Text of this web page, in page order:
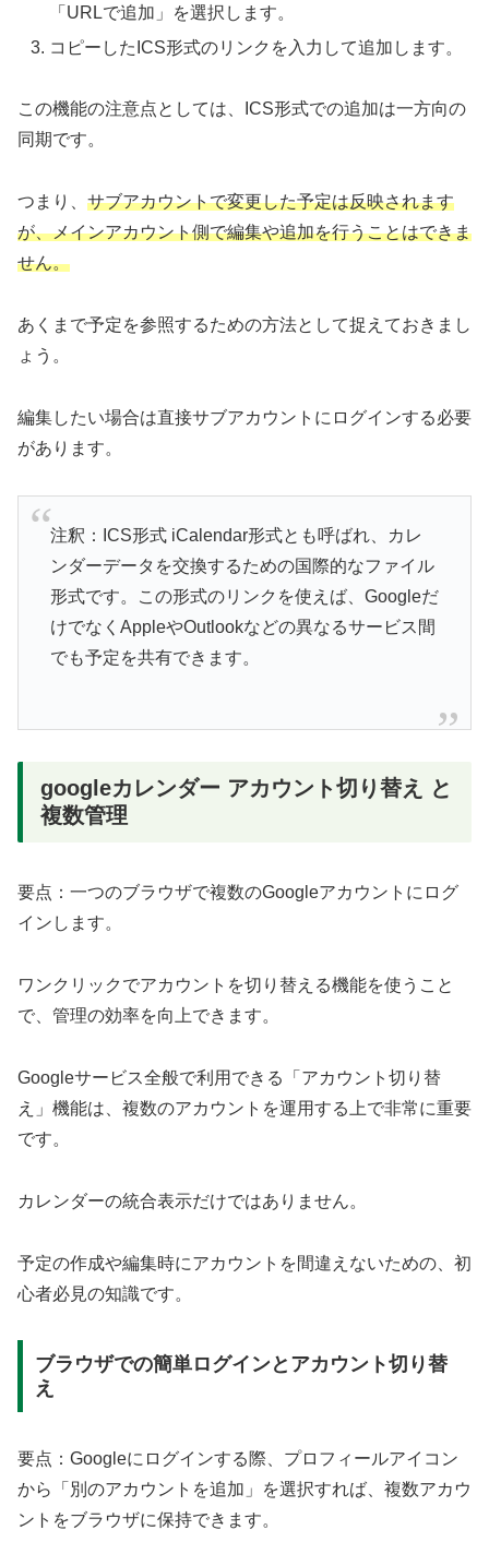
「URLで追加」を選択します。
コピーしたICS形式のリンクを入力して追加します。
この機能の注意点としては、ICS形式での追加は一方向の
同期です。
つまり、 サブアカウントで変更した予定は反映されます
が、メインアカウント側で編集や追加を行うことはできま
せん。
あくまで予定を参照するための方法として捉えておきまし
ょう。
編集したい場合は直接サブアカウントにログインする必要
があります。
注釈：ICS形式 iCalendar形式とも呼ばれ、カレ
ンダーデータを交換するための国際的なファイル
形式です。この形式のリンクを使えば、Googleだ
けでなくAppleやOutlookなどの異なるサービス間
でも予定を共有できます。
googleカレンダー アカウント切り替え と
複数管理
要点：一つのブラウザで複数のGoogleアカウントにログ
インします。
ワンクリックでアカウントを切り替える機能を使うこと
で、管理の効率を向上できます。
Googleサービス全般で利用できる「アカウント切り替
え」機能は、複数のアカウントを運用する上で非常に重要
です。
カレンダーの統合表示だけではありません。
予定の作成や編集時にアカウントを間違えないための、初
心者必見の知識です。
ブラウザでの簡単ログインとアカウント切り替
え
要点：Googleにログインする際、プロフィールアイコン
から「別のアカウントを追加」を選択すれば、複数アカウ
ントをブラウザに保持できます。